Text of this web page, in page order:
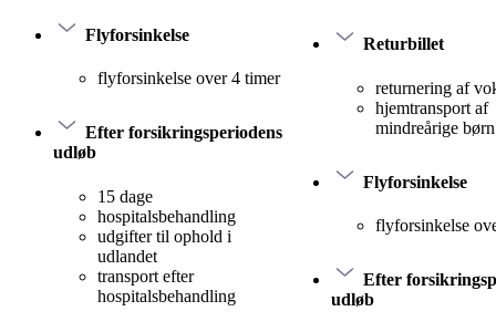
Flyforsinkelse
flyforsinkelse over 4 timer
Efter forsikringsperiodens
udløb
15 dage
hospitalsbehandling
udgifter til ophold i
udlandet
transport efter
hospitalsbehandling
Returbillet
returnering af
hjemtransport af
mindreårige børn
Flyforsinkelse
flyforsinkelse
Efter
udløb